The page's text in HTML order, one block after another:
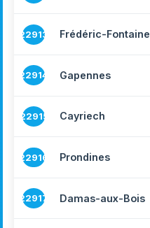
22913 Frédéric-Fontaine
22914 Gapennes
22915 Cayriech
22916 Prondines
22917 Damas-aux-Bois